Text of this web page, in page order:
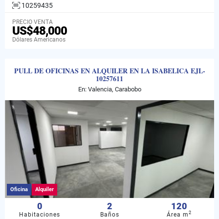
10259435
PRECIO VENTA
US$48,000
Dólares Americanos
PULL DE OFICINAS EN ALQUILER EN LA ISABELICA EJL-
10257611
En: Valencia, Carabobo
Oficina Alquiler
0
Habitaciones
2
Baños
120
Área m2